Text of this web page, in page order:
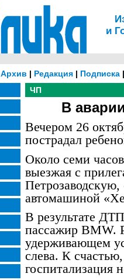
и
Архив | Редакция | Подписка
ЧП
В
Вечером 26
пострадал
Около семи
выезжая с
автомашиной
В результате
пассажир BMW.
удерживающем
слева. К
госпитализация